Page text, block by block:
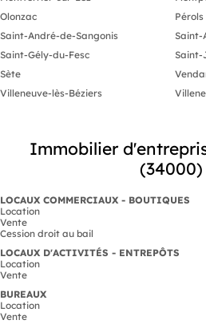
Olonzac
Pérols
Saint-André-de-Sangonis
Saint-
Saint-Gély-du-Fesc
Saint-
Sète
Villeneuve-lès-Béziers
Immobilier
(34000)
LOCAUX COMMERCIAUX - BOUTIQUES
Location
Vente
Cession droit au bail
LOCAUX D'ACTIVITÉS - ENTREPÔTS
Location
Vente
BUREAUX
Location
Vente